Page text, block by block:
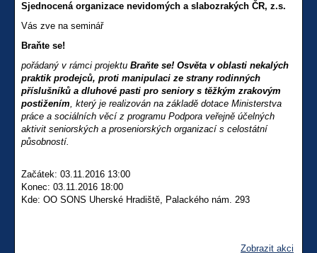
Sjednocená organizace nevidomých a slabozrakých ČR, z.s.
Vás zve na seminář
Braňte se!
pořádaný v rámci projektu Braňte se! Osvěta v oblasti nekalých
praktik prodejců, proti manipulaci ze strany rodinných
příslušníků a dluhové pasti pro seniory s těžkým zrakovým
postižením, který je realizován na základě dotace Ministerstva
práce a sociálních věcí z programu Podpora veřejně účelných
aktivit seniorských a proseniorských organizací s celostátní
působností.
Začátek: 03.11.2016 13:00
Konec: 03.11.2016 18:00
Kde: OO SONS Uherské Hradiště, Palackého nám. 293
Zobrazit akci